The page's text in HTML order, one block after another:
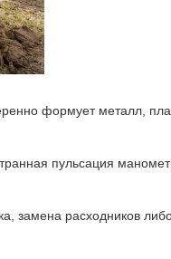
формует металл,
пульсация
замена расходников